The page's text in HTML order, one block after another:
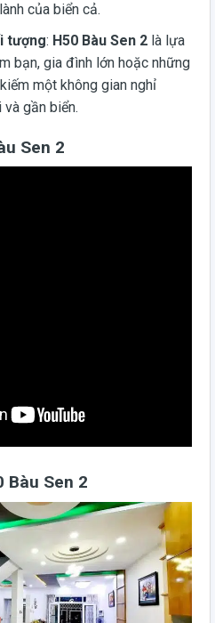
của biển cả.
tượng: H50 Bàu Sen 2là lựa
bạn, gia đình lớn hoặc những
một không gian nghỉ
gần biển.
Sen 2
Bàu Sen 2